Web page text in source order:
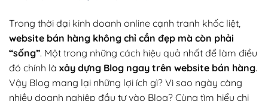
Trong thời đại kinh doanh online cạnh tranh khốc liệt,
website bán hàng không chỉ cần đẹp mà còn phải
“sống”. Một trong những cách hiệu quả nhất để làm điều
đó chính là xây dựng Blog ngay trên website bán hàng.
Vậy Blog mang lại những lợi ích gì? Vì sao ngày càng
nhiều doanh nghiệp đầu tư vào Blog? Cùng tìm hiểu chi